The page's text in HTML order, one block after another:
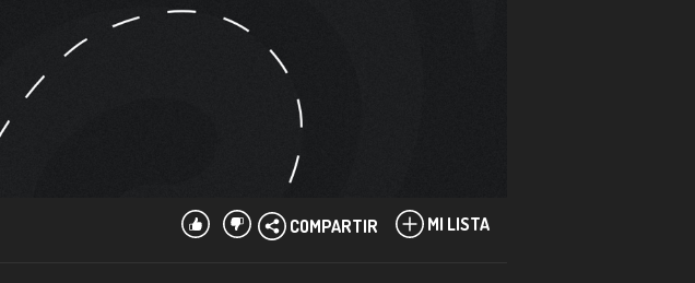
MI LISTA
COMPARTIR